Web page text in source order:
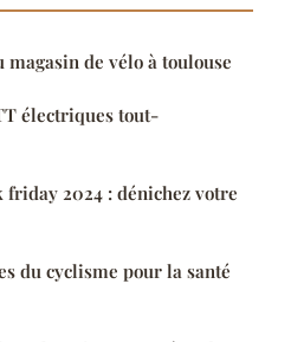
de vélo à toulouse
électriques tout-
2024 : dénichez votre
du cyclisme pour la santé